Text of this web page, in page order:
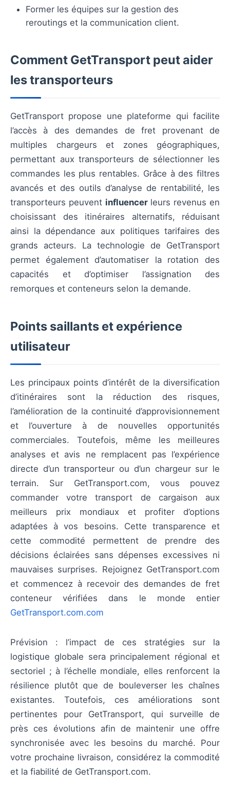
Former les équipes sur la gestion des
reroutings et la communication client.
Comment GetTransport peut aider
les transporteurs
GetTransport propose une plateforme qui facilite
l’accès à des demandes de fret provenant de
multiples chargeurs et zones géographiques,
permettant aux transporteurs de sélectionner les
commandes les plus rentables. Grâce à des filtres
avancés et des outils d’analyse de rentabilité, les
transporteurs peuvent influencerleurs revenus en
choisissant des itinéraires alternatifs, réduisant
ainsi la dépendance aux politiques tarifaires des
grands acteurs. La technologie de GetTransport
permet également d’automatiser la rotation des
capacités et d’optimiser l’assignation des
remorques et conteneurs selon la demande.
Points saillants et expérience
utilisateur
Les principaux points d’intérêt de la diversification
d’itinéraires sont la réduction des risques,
l’amélioration de la continuité d’approvisionnement
et l’ouverture à de nouvelles opportunités
commerciales. Toutefois, même les meilleures
analyses et avis ne remplacent pas l’expérience
directe d’un transporteur ou d’un chargeur sur le
terrain. Sur GetTransport.com, vous pouvez
commander votre transport de cargaison aux
meilleurs prix mondiaux et profiter d’options
adaptées à vos besoins. Cette transparence et
cette commodité permettent de prendre des
décisions éclairées sans dépenses excessives ni
mauvaises surprises. Rejoignez GetTransport.com
et commencez à recevoir des demandes de fret
conteneur vérifiées dans le monde entier
GetTransport.com.com
Prévision : l’impact de ces stratégies sur la
logistique globale sera principalement régional et
sectoriel ; à l’échelle mondiale, elles renforcent la
résilience plutôt que de bouleverser les chaînes
existantes. Toutefois, ces améliorations sont
pertinentes pour GetTransport, qui surveille de
près ces évolutions afin de maintenir une offre
synchronisée avec les besoins du marché. Pour
votre prochaine livraison, considérez la commodité
et la fiabilité de GetTransport.com.